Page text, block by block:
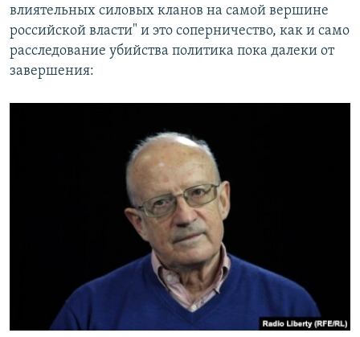
влиятельных силовых кланов на самой вершине
российской власти" и это соперничество, как и само
расследование убийства политика пока далеки от
завершения: